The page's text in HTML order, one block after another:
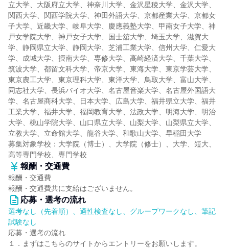
立大学、大阪府立大学、神奈川大学、金沢星稜大学、金沢大学、
関西大学、関西学院大学、神田外語大学、京都産業大学、京都女
子大学、近畿大学、岐阜大学、慶應義塾大学、甲南女子大学、神
戸女学院大学、神戸女子大学、国士舘大学、埼玉大学、滋賀大
学、静岡県立大学、静岡大学、芝浦工業大学、信州大学、仁愛大
学、成城大学、摂南大学、専修大学、高崎経済大学、千葉大学、
筑波大学、都留文科大学、帝京大学、東海大学、東京学芸大学、
東京農工大学、東京理科大学、東洋大学、鳥取大学、富山大学、
同志社大学、長浜バイオ大学、名古屋音楽大学、名古屋外国語大
学、名古屋商科大学、日本大学、広島大学、福井県立大学、福井
工業大学、福井大学、福岡教育大学、法政大学、明海大学、明治
大学、桃山学院大学、山口県立大学、山梨大学、山梨県立大学、
立教大学、立命館大学、龍谷大学、和歌山大学、早稲田大学
募集対象学校：大学院（博士）、大学院（修士）、大学、短大、
高等専門学校、専門学校
報酬・交通費
報酬・交通費
報酬・交通費共に支給はございません。
応募・選考の流れ
選考なし（先着順）、適性検査なし、グループワークなし、筆記
試験なし
応募・選考の流れ
１．まずはこちらのサイトからエントリーをお願いします。